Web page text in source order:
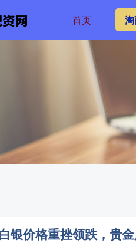
首页
银价格重挫领跌，贵